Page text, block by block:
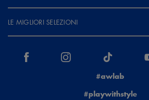
LE MIGLIORI SELEZIONI
#awlab
#playwithstyle